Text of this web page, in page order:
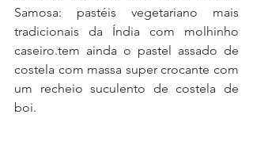
Samosa: pastéis vegetariano mais
tradicionais da Índia com molhinho
caseiro.tem ainda o pastel assado de
costela com massa super crocante com
um recheio suculento de costela de
boi.